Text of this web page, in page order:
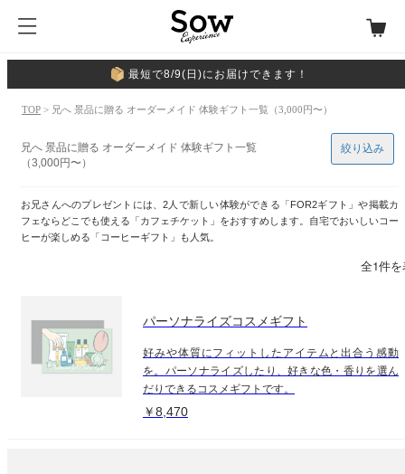
最短で8/9(日)にお届けできます！
TOP > 兄へ 景品に贈る オーダーメイド 体験ギフト一覧（3,000円〜）
兄へ 景品に贈る オーダーメイド 体験ギフト一覧
（3,000円〜）
お兄さんへのプレゼントには、2人で新しい体験ができる「FOR2ギフト」や掲載カ
フェならどこでも使える「カフェチケット」をおすすめします。自宅でおいしいコー
ヒーが楽しめる「コーヒーギフト」も人気。
絞り込み
全1件
パーソナライズコスメギフト
好みや体質にフィットしたアイテムと出合う感動
を。パーソナライズしたり、好きな色・香りを選ん
だりできるコスメギフトです。
￥8,470